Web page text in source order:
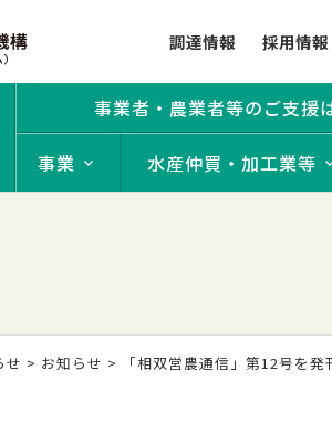
調達情報 採用情報
事業者・農業者等のご支援
事業 水産仲買・加工業等
せ > お知らせ > 「相双営農通信」第12号を発